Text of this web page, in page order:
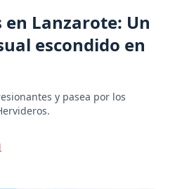
en Lanzarote: Un
escondido en
y pasea por los